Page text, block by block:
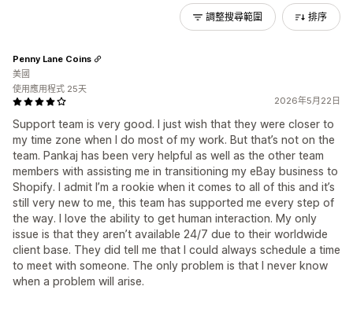
調整搜尋範圍 排序
2026年5月22日
Support team is very good. I just wish that they were closer to
my time zone when I do most of my work. But that’s not on the
team. Pankaj has been very helpful as well as the other team
members with assisting me in transitioning my eBay business to
Shopify. I admit I’m a rookie when it comes to all of this and it’s
still very new to me, this team has supported me every step of
the way. I love the ability to get human interaction. My only
issue is that they aren’t available 24/7 due to their worldwide
client base. They did tell me that I could always schedule a time
to meet with someone. The only problem is that I never know
when a problem will arise.
Penny Lane Coins
美國
使用應用程式 25天